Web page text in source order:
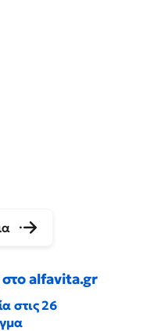
στο alfavita.gr
στις 26